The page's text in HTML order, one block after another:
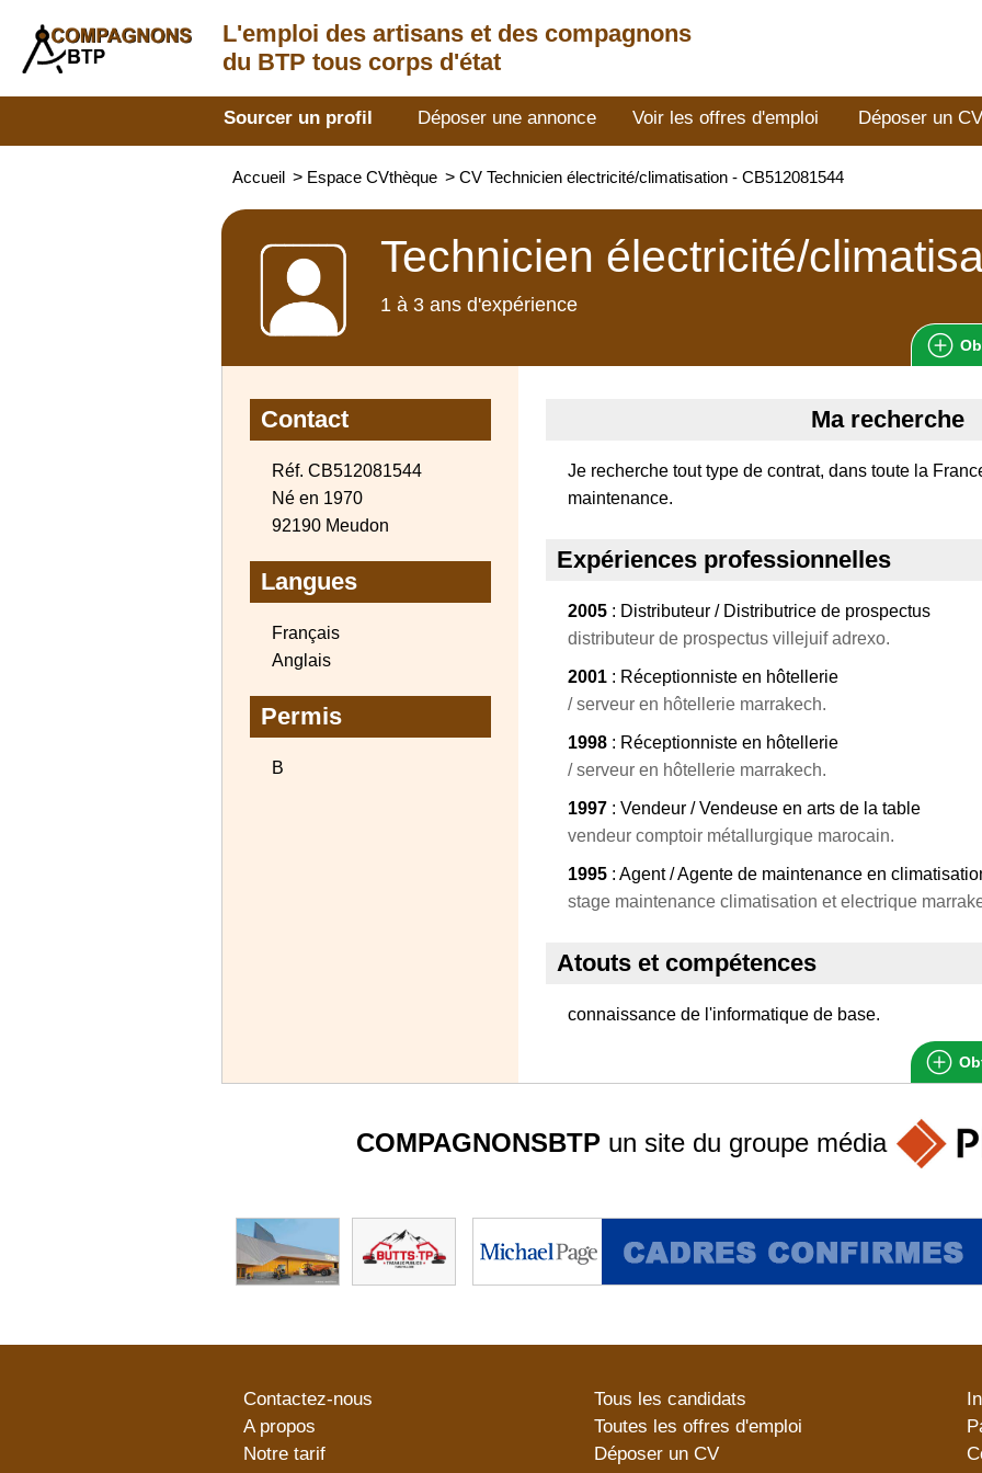
L'emploi des artisans et des compagnons
du BTP tous corps d'état
Sourcer un profil Déposer une annonce Voir les offres d'emploi Déposer un CV
Accueil > Espace CVthèque > CV Technicien électricité/climatisation - CB512081544
Technicien électricité/
1 à 3 ans d'expérience
Contact
Réf. CB512081544
Né en 1970
92190 Meudon
Langues
Français
Anglais
Permis
B
Ma recherche
Je recherche tout type de contrat, dans toute la
maintenance.
Expériences professionnelles
2005 : Distributeur / Distributrice de prospectus
distributeur de prospectus villejuif adrexo.
2001 : Réceptionniste en hôtellerie
/ serveur en hôtellerie marrakech.
1998 : Réceptionniste en hôtellerie
/ serveur en hôtellerie marrakech.
1997 : Vendeur / Vendeuse en arts de la table
vendeur comptoir métallurgique marocain.
1995 : Agent / Agente de maintenance en
stage maintenance climatisation et electrique
Atouts et compétences
connaissance de l'informatique de base.
COMPAGNONSBTP un site du groupe média
Contactez-nous
A propos
Notre tarif
Tous les candidats
Toutes les offres d'emploi
Déposer un CV